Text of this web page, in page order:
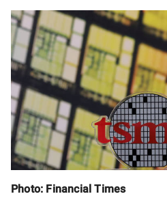
Photo: Financial Times